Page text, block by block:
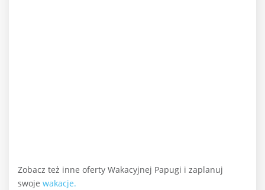
Zobacz też inne oferty Wakacyjnej Papugi i zaplanuj
swoje wakacje.